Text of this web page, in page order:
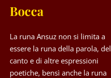
Bocca
La runa Ansuz non si limita a
essere la runa della parola, del
canto e di altre espressioni
poetiche, bensì anche la runa